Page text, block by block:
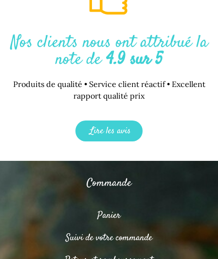
Nos clients nous ont attribué la
note de4.9 sur 5
Produits de qualité • Service client réactif • Excellent
rapport qualité prix
Lire les avis
Commande
Panier
Suivi de votre commande